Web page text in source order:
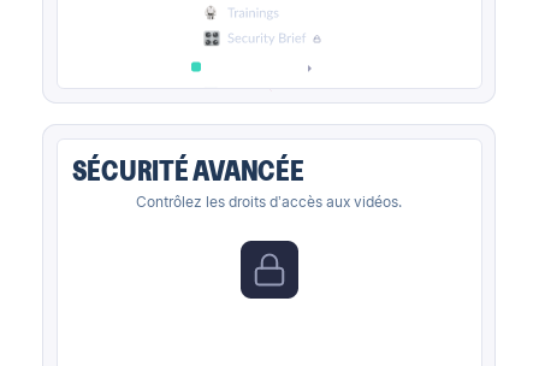
SÉCURITÉ AVANCÉE
Contrôlez les droits d’accès aux vidéos.